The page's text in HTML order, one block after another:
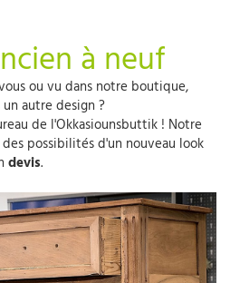
à neuf
ou vu dans notre boutique,
autre design ?
de l'Okkasiounsbuttik ! Notre
possibilités d'un nouveau look
devis.